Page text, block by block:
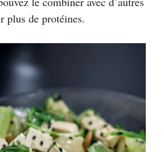
plus de protéines.